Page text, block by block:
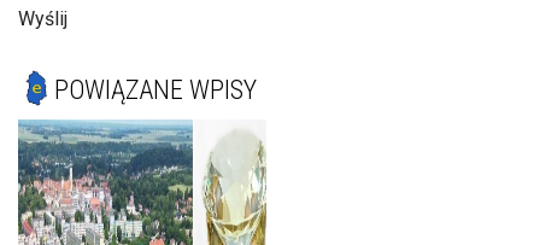
Wyślij
POWIĄZANE WPISY